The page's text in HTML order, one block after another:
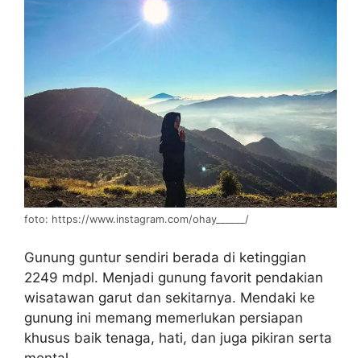
foto: https://www.instagram.com/ohay______/
Gunung guntur sendiri berada di ketinggian
2249 mdpl. Menjadi gunung favorit pendakian
wisatawan garut dan sekitarnya. Mendaki ke
gunung ini memang memerlukan persiapan
khusus baik tenaga, hati, dan juga pikiran serta